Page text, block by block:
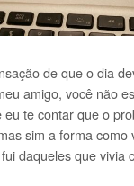
de que o dia
amigo, você não
eu te contar que o
sim a forma como
daqueles que vivia